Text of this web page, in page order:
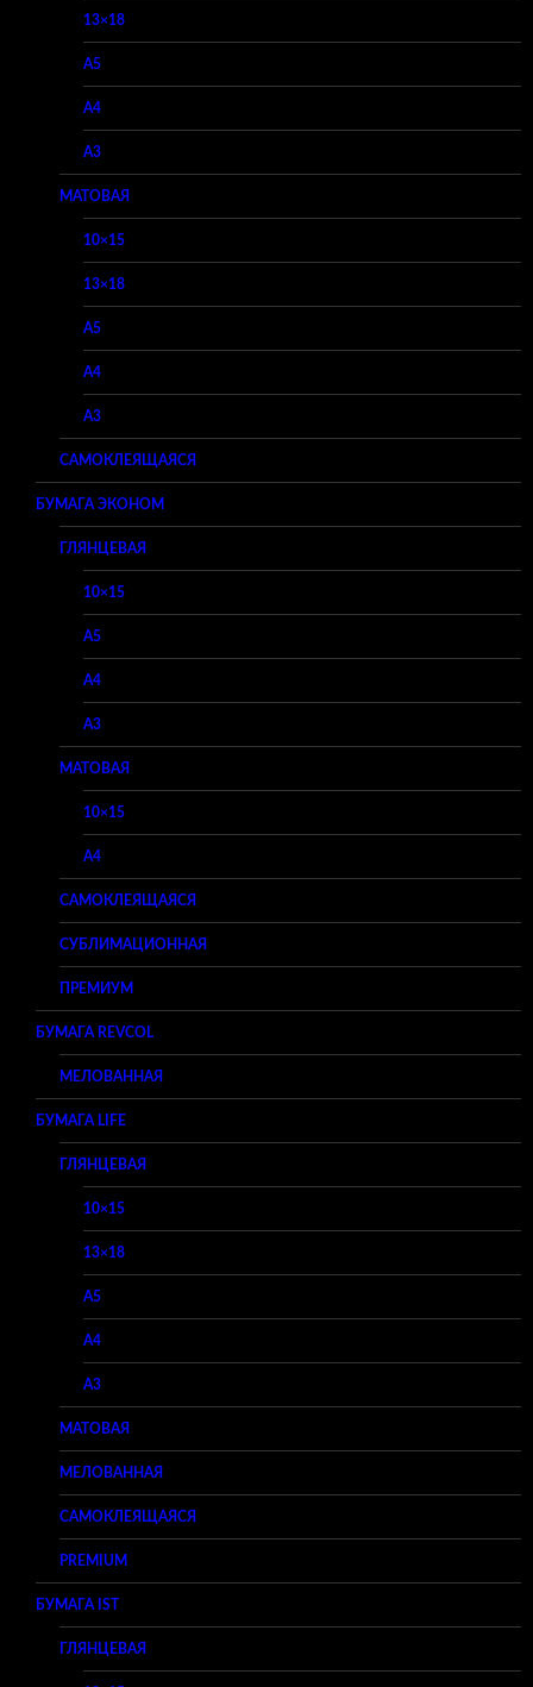
13×18
A5
A4
A3
МАТОВАЯ
10×15
13×18
A5
A4
A3
САМОКЛЕЯЩАЯСЯ
БУМАГА ЭКОНОМ
ГЛЯНЦЕВАЯ
10×15
A5
A4
A3
МАТОВАЯ
10×15
A4
САМОКЛЕЯЩАЯСЯ
СУБЛИМАЦИОННАЯ
ПРЕМИУМ
БУМАГА REVCOL
МЕЛОВАННАЯ
БУМАГА LIFE
ГЛЯНЦЕВАЯ
10×15
13×18
A5
A4
A3
МАТОВАЯ
МЕЛОВАННАЯ
САМОКЛЕЯЩАЯСЯ
PREMIUM
БУМАГА IST
ГЛЯНЦЕВАЯ